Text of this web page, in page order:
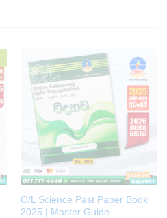
O/L Science Past Paper Book
2025 | Master Guide